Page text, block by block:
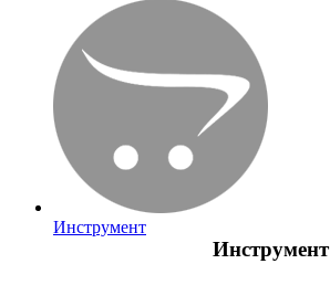
Инструмент
Инструмент